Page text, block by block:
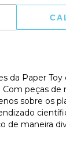
da Paper
Com peças
sobre os
de maneira